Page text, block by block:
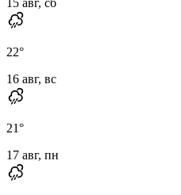
22°
16 авг, вс
21°
17 авг, пн